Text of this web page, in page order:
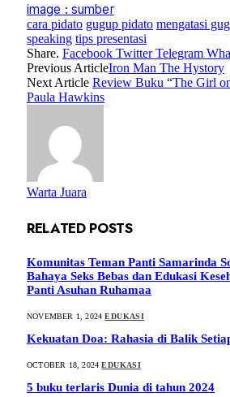
image : sumber
cara pidato gugup pidato mengatasi
speaking tips presentasi
Share. Facebook Twitter Telegram
Previous ArticleIron Man The Hystory
Next Article Review Buku “The Girl
Paula Hawkins
Warta Juara
RELATED POSTS
Komunitas Teman Panti Samarinda
Bahaya Seks Bebas dan Edukasi
Panti Asuhan Ruhamaa
NOVEMBER 1, 2024 EDUKASI
Kekuatan Doa: Rahasia di Balik
OCTOBER 18, 2024 EDUKASI
5 buku terlaris Dunia di tahun 2024